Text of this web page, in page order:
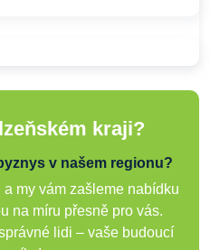
kraji?
v našem regionu?
my vám zašleme nabídku
na míru přesně pro vás.
lidi – vaše budoucí